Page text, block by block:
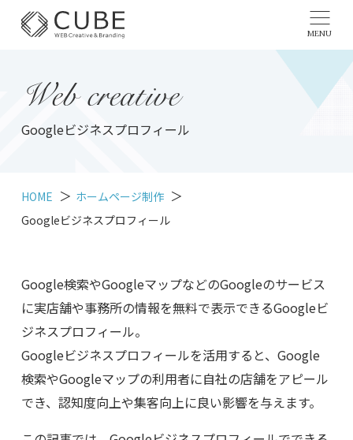
MENU
Web creative
Googleビジネスプロフィール
HOME
ホームページ制作
Googleビジネスプロフィール
Google検索やGoogleマップなどのGoogleのサービス
に実店舗や事務所の情報を無料で表示できるGoogleビ
ジネスプロフィール。
Googleビジネスプロフィールを活用すると、Google
検索やGoogleマップの利用者に自社の店舗をアピール
でき、認知度向上や集客向上に良い影響を与えます。